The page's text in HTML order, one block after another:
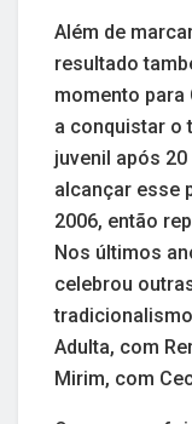
Além de
resultado
momento para
a conquistar o
juvenil após
alcançar esse
2006, então
Nos últimos
celebrou
Adulta, com
Mirim, com